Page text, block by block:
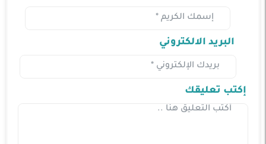
البريد الالكتروني
إكتب تعليقك